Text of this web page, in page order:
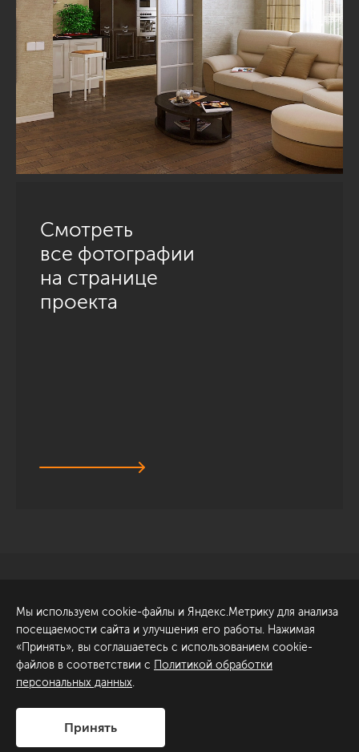
Смотреть
все фотографии
на странице
проекта
Обсудить проект
ул. Академика Павлова, 6
к1
+7 (812) 200-95-55
Сделано в
Мы используем cookie-файлы и Яндекс.Метрику для анализа
посещаемости сайта и улучшения его работы. Нажимая
«Принять», вы соглашаетесь с использованием cookie-
файлов в соответствии с Политикой обработки
персональных данных.
Принять